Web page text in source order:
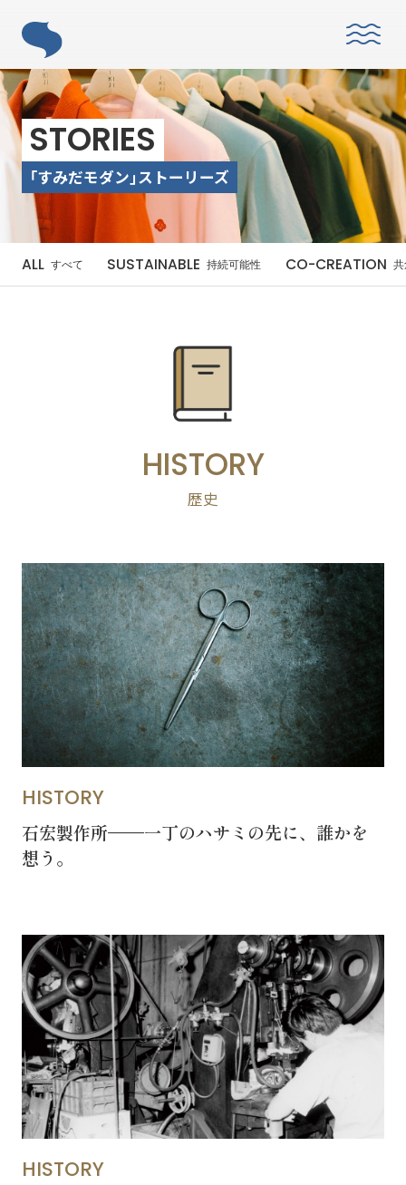
ABOUT
「すみだモダン」とは？
「すみだモダン」の主な活動
パートナーシップ連携
フラッグシップ商品開発
台湾・千葉大学連携
LEARN MORE 「すみだモダン」をもっと知る
HISTORY
「すみだモダン」の成り立ちと現在地
「すみだモダン」ブランド認証商品
2010-2018
「すみだモダン」ブランド認証飲食店メニュー
すみだモダンブルーパートナー
2021-
STORIES
STORIES
「すみだモダン」ストーリーズ
HISTORY
歴史
ALL すべて SUSTAINABLE 持続可能性 CO-CREATION
HISTORY
石宏製作所——一丁のハサミの先に、誰かを
想う。
HISTORY